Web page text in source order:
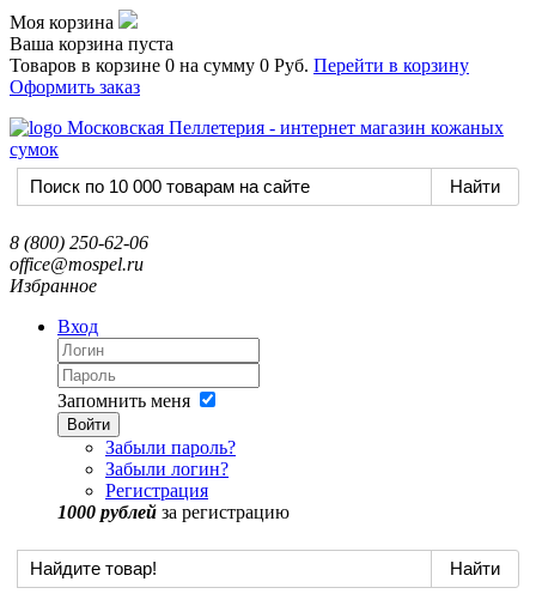
Моя корзина
Ваша корзина пуста
Товаров в корзине 0 на сумму 0 Руб. Перейти в корзину
Оформить заказ
8 (800) 250-62-06
office@mospel.ru
Избранное
Вход
Запомнить меня
Войти
Забыли пароль?
Забыли логин?
Регистрация
1000 рублей за регистрацию